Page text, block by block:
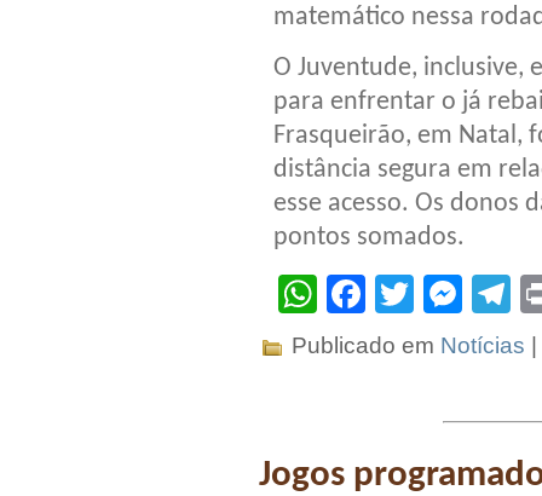
matemático nessa
O Juventude, inclusive,
para enfrentar o já
Frasqueirão, em Natal,
distância segura em
esse acesso. Os donos
pontos somados.
WhatsApp
Facebook
Twitter
Publicado em Notícias
Jogos